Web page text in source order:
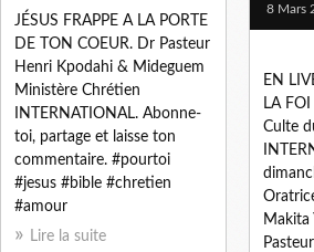
JÉSUS FRAPPE A LA PORTE
DE TON COEUR. Dr Pasteur
Henri Kpodahi & Mideguem
Ministère Chrétien
INTERNATIONAL. Abonne-
toi, partage et laisse ton
commentaire. #pourtoi
#jesus #bible #chretien
#amour
Lire la suite
8 Mars
EN
LA FOI
Culte
Makita